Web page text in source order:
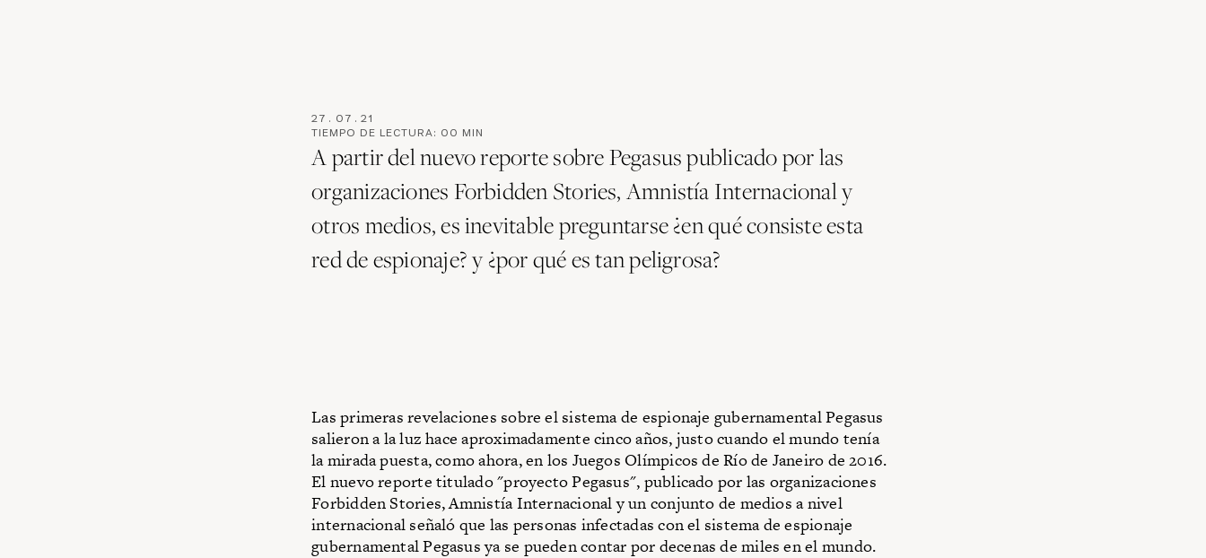
27 . 07 . 21
TIEMPO DE LECTURA: 00 MIN
A partir del nuevo reporte sobre Pegasus publicado por las
organizaciones Forbidden Stories, Amnistía Internacional y
otros medios, es inevitable preguntarse ¿en qué consiste esta
red de espionaje? y ¿por qué es tan peligrosa?
Las primeras revelaciones sobre el sistema de espionaje gubernamental Pegasus
salieron a la luz hace aproximadamente cinco años, justo cuando el mundo tenía
la mirada puesta, como ahora, en los Juegos Olímpicos de Río de Janeiro de 2016.
El nuevo reporte titulado "proyecto Pegasus", publicado por las organizaciones
Forbidden Stories, Amnistía Internacional y un conjunto de medios a nivel
internacional señaló que las personas infectadas con el sistema de espionaje
gubernamental Pegasus ya se pueden contar por decenas de miles en el mundo.